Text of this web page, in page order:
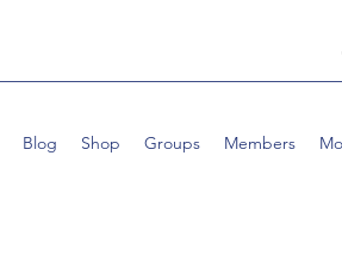
Blog Shop Groups Members